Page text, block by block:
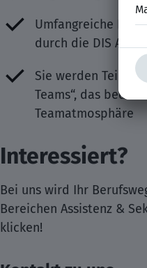
Umfangreiche
durch die DIS AG
Sie werden Teil des
Teams“, das
Teamatmosphäre
Interessiert?
Bei uns wird Ihr
Bereichen Assistenz &
klicken!